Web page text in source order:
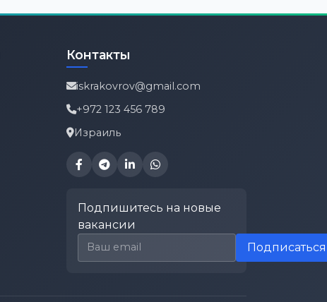
Контакты
iskrakovrov@gmail.com
+972 123 456 789
Израиль
Подпишитесь на новые
вакансии
Email для подписки
Подписаться